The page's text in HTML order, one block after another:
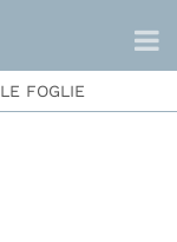
LE FOGLIE